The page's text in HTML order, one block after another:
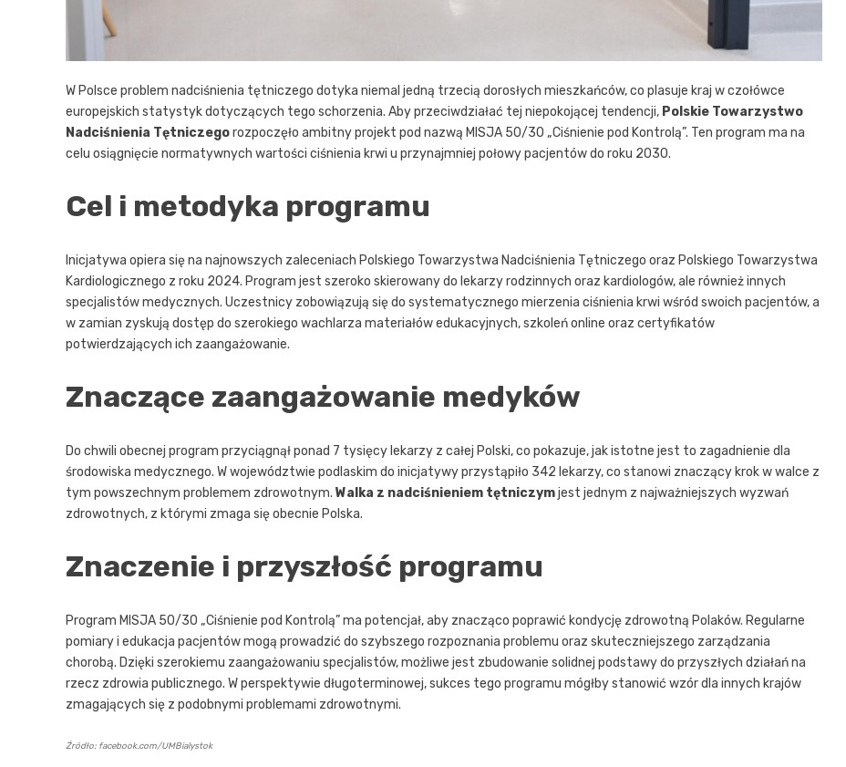
W Polsce problem nadciśnienia tętniczego dotyka niemal jedną trzecią dorosłych mieszkańców, co plasuje kraj w czołówce
europejskich statystyk dotyczących tego schorzenia. Aby przeciwdziałać tej niepokojącej tendencji, Polskie Towarzystwo
Nadciśnienia Tętniczegorozpoczęło ambitny projekt pod nazwą MISJA 50/30 „Ciśnienie pod Kontrolą”. Ten program ma na
celu osiągnięcie normatywnych wartości ciśnienia krwi u przynajmniej połowy pacjentów do roku 2030.
Cel i metodyka programu
Inicjatywa opiera się na najnowszych zaleceniach Polskiego Towarzystwa Nadciśnienia Tętniczego oraz Polskiego Towarzystwa
Kardiologicznego z roku 2024. Program jest szeroko skierowany do lekarzy rodzinnych oraz kardiologów, ale również innych
specjalistów medycznych. Uczestnicy zobowiązują się do systematycznego mierzenia ciśnienia krwi wśród swoich pacjentów, a
w zamian zyskują dostęp do szerokiego wachlarza materiałów edukacyjnych, szkoleń online oraz certyfikatów
potwierdzających ich zaangażowanie.
Znaczące zaangażowanie medyków
Do chwili obecnej program przyciągnął ponad 7 tysięcy lekarzy z całej Polski, co pokazuje, jak istotne jest to zagadnienie dla
środowiska medycznego. W województwie podlaskim do inicjatywy przystąpiło 342 lekarzy, co stanowi znaczący krok w walce z
tym powszechnym problemem zdrowotnym. Walka z nadciśnieniem tętniczymjest jednym z najważniejszych wyzwań
zdrowotnych, z którymi zmaga się obecnie Polska.
Znaczenie i przyszłość programu
Program MISJA 50/30 „Ciśnienie pod Kontrolą” ma potencjał, aby znacząco poprawić kondycję zdrowotną Polaków. Regularne
pomiary i edukacja pacjentów mogą prowadzić do szybszego rozpoznania problemu oraz skuteczniejszego zarządzania
chorobą. Dzięki szerokiemu zaangażowaniu specjalistów, możliwe jest zbudowanie solidnej podstawy do przyszłych działań na
rzecz zdrowia publicznego. W perspektywie długoterminowej, sukces tego programu mógłby stanowić wzór dla innych krajów
zmagających się z podobnymi problemami zdrowotnymi.
Źródło: facebook.com/UMBialystok